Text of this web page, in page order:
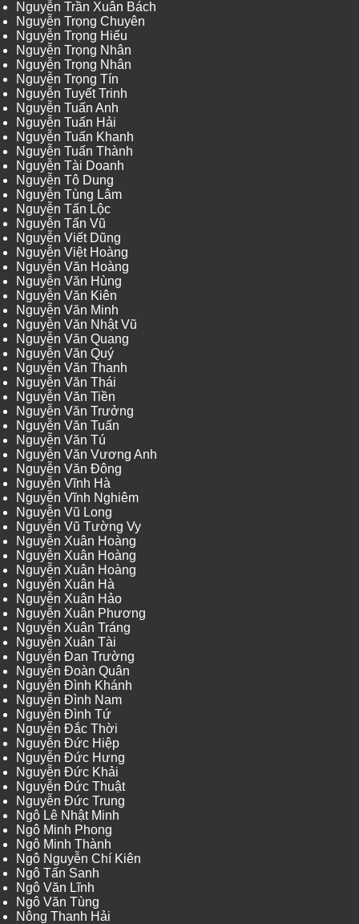
Nguyễn Trần Xuân Bách
Nguyễn Trọng Chuyên
Nguyễn Trọng Hiếu
Nguyễn Trọng Nhân
Nguyễn Trọng Nhân
Nguyễn Trọng Tín
Nguyễn Tuyết Trinh
Nguyễn Tuấn Anh
Nguyễn Tuấn Hải
Nguyễn Tuấn Khanh
Nguyễn Tuấn Thành
Nguyễn Tài Doanh
Nguyễn Tô Dung
Nguyễn Tùng Lâm
Nguyễn Tấn Lộc
Nguyễn Tấn Vũ
Nguyễn Viết Dũng
Nguyễn Việt Hoàng
Nguyễn Văn Hoàng
Nguyễn Văn Hùng
Nguyễn Văn Kiên
Nguyễn Văn Minh
Nguyễn Văn Nhật Vũ
Nguyễn Văn Quang
Nguyễn Văn Quý
Nguyễn Văn Thanh
Nguyễn Văn Thái
Nguyễn Văn Tiền
Nguyễn Văn Trưởng
Nguyễn Văn Tuấn
Nguyễn Văn Tú
Nguyễn Văn Vương Anh
Nguyễn Văn Đông
Nguyễn Vĩnh Hà
Nguyễn Vĩnh Nghiêm
Nguyễn Vũ Long
Nguyễn Vũ Tường Vy
Nguyễn Xuân Hoàng
Nguyễn Xuân Hoàng
Nguyễn Xuân Hoàng
Nguyễn Xuân Hà
Nguyễn Xuân Hảo
Nguyễn Xuân Phương
Nguyễn Xuân Tráng
Nguyễn Xuân Tài
Nguyễn Đan Trường
Nguyễn Đoàn Quân
Nguyễn Đình Khánh
Nguyễn Đình Nam
Nguyễn Đình Tứ
Nguyễn Đắc Thời
Nguyễn Đức Hiệp
Nguyễn Đức Hưng
Nguyễn Đức Khải
Nguyễn Đức Thuật
Nguyễn Đức Trung
Ngô Lê Nhật Minh
Ngô Minh Phong
Ngô Minh Thành
Ngô Nguyễn Chí Kiên
Ngô Tấn Sanh
Ngô Văn Lĩnh
Ngô Văn Tùng
Nông Thanh Hải